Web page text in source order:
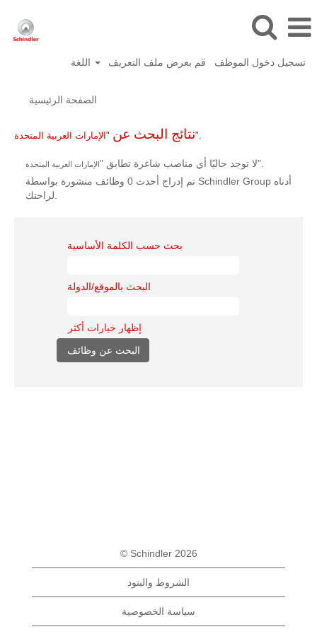
قم بعرض ملف التعريف تسجيل دخول الموظف
الصفحة الرئيسية
نتائج البحث عن"الإمارات العربية المتحدة".
لا توجد حاليًا أي مناصب شاغرة تطابق "الإمارات العربية المتحدة
".
تم إدراج أحدث 0 وظائف منشورة بواسطة Schindler Group أدناه
بحث حسب الكلمة الأساسية
البحث بالموقع/الدولة
إظهار خيارات أكثر
© Schindler 2026
الشروط والبنود
سياسة الخصوصية